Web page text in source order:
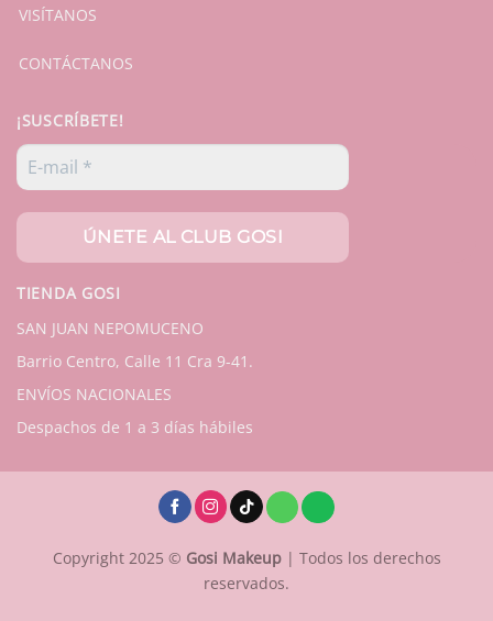
VISÍTANOS
CONTÁCTANOS
¡SUSCRÍBETE!
TIENDA GOSI
SAN JUAN NEPOMUCENO
Barrio Centro, Calle 11 Cra 9-41.
ENVÍOS NACIONALES
Despachos de 1 a 3 días hábiles
Copyright 2025 © Gosi Makeup | Todos los derechos
reservados.